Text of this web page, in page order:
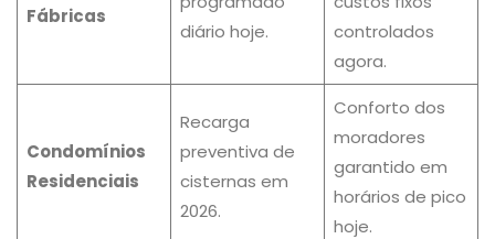
Fábricas
diário hoje.
controlados
agora.
Condomínios
Residenciais
Recarga
preventiva de
cisternas em
2026.
Conforto dos
moradores
garantido em
horários de pico
hoje.